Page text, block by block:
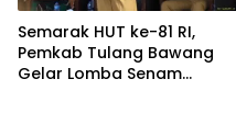
Semarak HUT ke-81 RI,
Pemkab Tulang Bawang
Gelar Lomba Senam